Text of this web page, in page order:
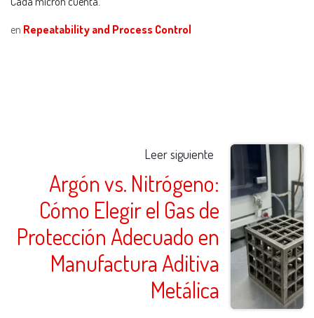
en Repeatability and Process Control
Leer siguiente
Argón vs. Nitrógeno:
Cómo Elegir el Gas de
Protección Adecuado en
Manufactura Aditiva
Metálica